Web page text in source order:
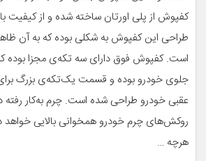
کفپوش از پلی اورتان ساخته شده و از کیفیت
طراحی این کفپوش به شکلی بوده که به آن
است. کفپوش فوق دارای سه تکه‌ی مجزا بوده
جلوی خودرو بوده و قسمت یک‌تکه‌ی بزرگ
عقبی خودرو طراحی شده است. چرم به‌کار رفته
روکش‌های چرم خودرو همخوانی بالایی
هرچه …